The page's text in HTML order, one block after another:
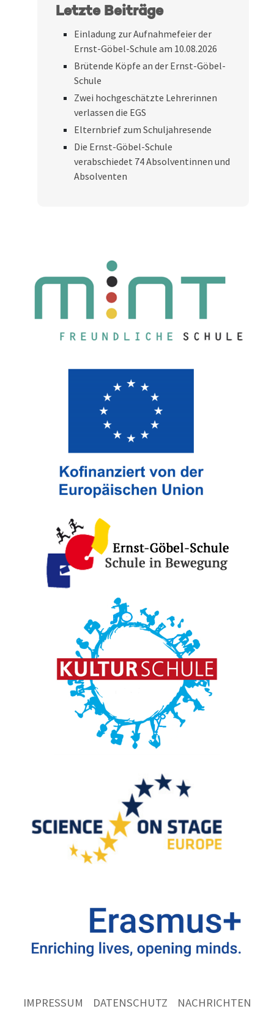
Letzte Beiträge
Einladung zur Aufnahmefeier der
Ernst-Göbel-Schule am 10.08.2026
Brütende Köpfe an der Ernst-Göbel-
Schule
Zwei hochgeschätzte Lehrerinnen
verlassen die EGS
Elternbrief zum Schuljahresende
Die Ernst-Göbel-Schule
verabschiedet 74 Absolventinnen und
Absolventen
IMPRESSUM DATENSCHUTZ NACHRICHTEN